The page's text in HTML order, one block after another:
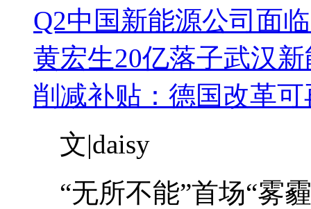
Q2中国新能源公司面
黄宏生20亿落子武汉
削减补贴：德国改革
文|daisy
“无所不能”首场“雾霾